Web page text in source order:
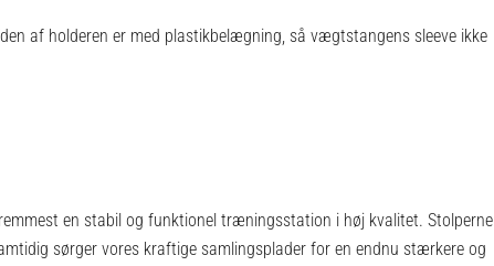
af holderen er med plastikbelægning, så vægtstangens sleeve ikke
en stabil og funktionel træningsstation i høj kvalitet. Stolperne
sørger vores kraftige samlingsplader for en endnu stærkere og